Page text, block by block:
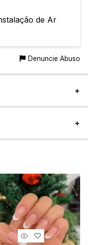
de Ar
Denuncie Abuso